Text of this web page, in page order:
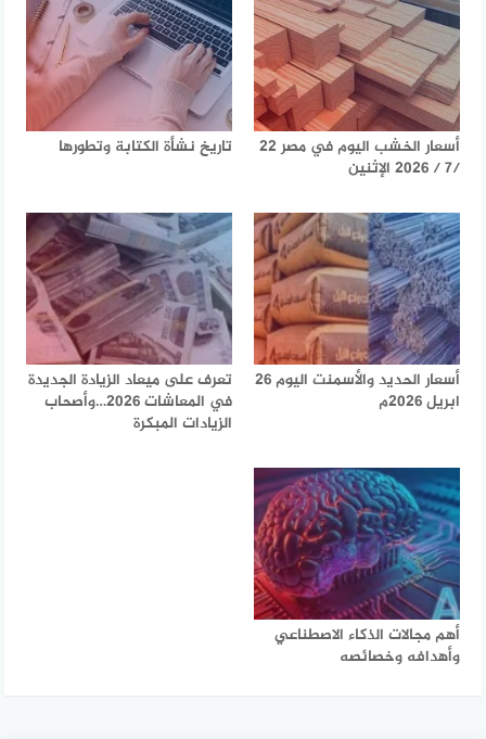
أسعار الخشب اليوم في مصر 22
/7 / 2026 الإثنين
تاريخ نشأة الكتابة وتطورها
أسعار الحديد والأسمنت اليوم 26
ابريل 2026م
تعرف على ميعاد الزيادة الجديدة
في المعاشات 2026…وأصحاب
الزيادات المبكرة
أهم مجالات الذكاء الاصطناعي
وأهدافه وخصائصه